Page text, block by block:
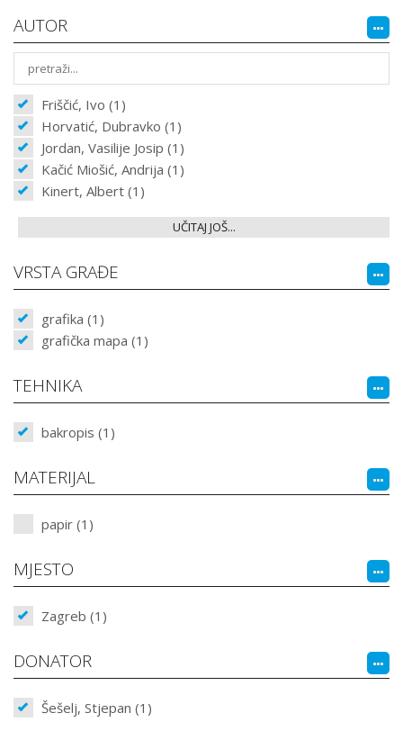
AUTOR
Friščić, Ivo (1)
Horvatić, Dubravko (1)
Jordan, Vasilije Josip (1)
Kačić Miošić, Andrija (1)
Kinert, Albert (1)
UČITAJ JOŠ...
VRSTA GRAĐE
grafika (1)
grafička mapa (1)
TEHNIKA
bakropis (1)
MATERIJAL
papir (1)
MJESTO
Zagreb (1)
DONATOR
Šešelj, Stjepan (1)